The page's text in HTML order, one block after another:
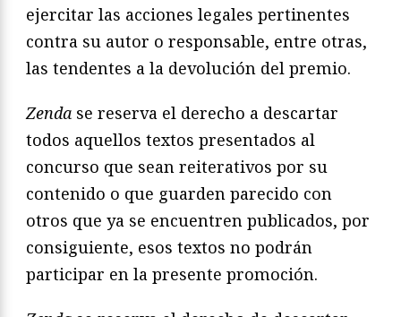
ejercitar las acciones legales pertinentes
contra su autor o responsable, entre otras,
las tendentes a la devolución del premio.
Zenda se reserva el derecho a descartar
todos aquellos textos presentados al
concurso que sean reiterativos por su
contenido o que guarden parecido con
otros que ya se encuentren publicados, por
consiguiente, esos textos no podrán
participar en la presente promoción.